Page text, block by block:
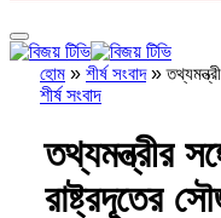
হোম » শীর্ষ সংবাদ»
শীর্ষ সংবাদ
তথ্যমন্ত্রীর
রাষ্ট্রদূতের